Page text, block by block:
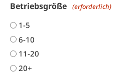
Betriebsgröße (erforderlich)
1-5
6-10
11-20
20+